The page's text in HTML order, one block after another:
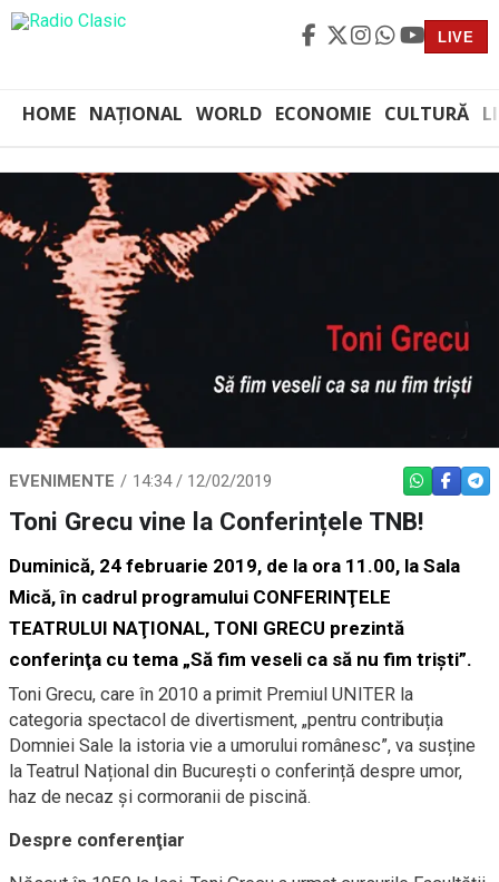
LIVE
HOME NAȚIONAL WORLD ECONOMIE CULTURĂ
EVENIMENTE 14:34 / 12/02/2019 WHATSAPP
Toni Grecu vine la Conferințele TNB!
Duminică, 24 februarie 2019, de la ora 11.00, la Sala
Mică, în cadrul programului CONFERINŢELE
TEATRULUI NAŢIONAL, TONI GRECU prezintă
conferinţa cu tema „Să fim veseli ca să nu fim triști”.
Toni Grecu, care în 2010 a primit Premiul UNITER la
categoria spectacol de divertisment, „pentru contribuția
Domniei Sale la istoria vie a umorului românesc”, va susține
la Teatrul Național din București o conferință despre umor,
haz de necaz și cormoranii de piscină.
Despre conferenţiar